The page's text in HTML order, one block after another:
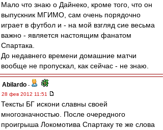
Мало что знаю о Дайнеко, кроме того, что он
выпускник МГИМО, сам очень порядочно
играет в футбол и - на мой взгляд сие весьма
важно - является настоящим фанатом
Спартака.
До недавнего времени домашние матчи
вообще не пропускал, как сейчас - не знаю.
Abilardo -
28 фев 2012 11:51
Тексты БГ искони славны своей
многозначностью. После очередного
проигрыша Локомотива Спартаку те же слова